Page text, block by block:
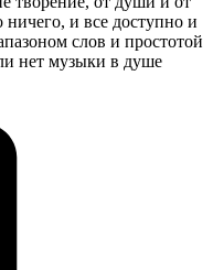
и все доступно и
слов и простотой
нет музыки в душе